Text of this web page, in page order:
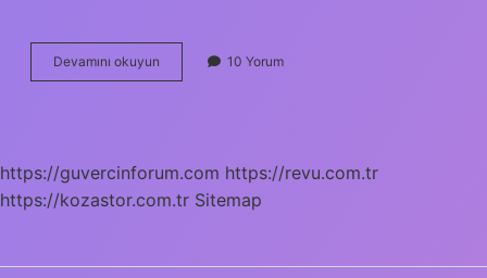
Devamını okuyun Duygularını
Kelimesinin
10 Yorum
https://guvercinforum.com https://revu.com.tr
https://kozastor.com.tr Sitemap